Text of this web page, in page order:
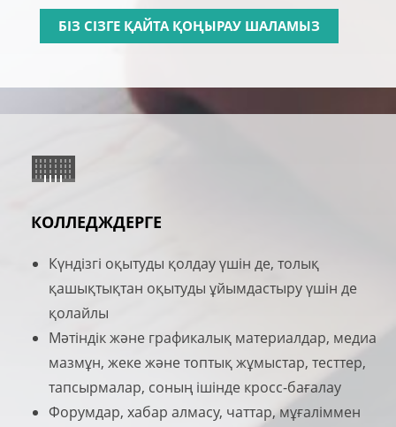
БІЗ СІЗГЕ ҚАЙТА ҚОҢЫРАУ ШАЛАМЫЗ
КОЛЛЕДЖДЕРГЕ
Күндізгі оқытуды қолдау үшін де, толық
қашықтықтан оқытуды ұйымдастыру үшін де
қолайлы
Мәтіндік және графикалық материалдар, медиа
мазмұн, жеке және топтық жұмыстар, тесттер,
тапсырмалар, соның ішінде кросс-бағалау
Форумдар, хабар алмасу, чаттар, мұғаліммен